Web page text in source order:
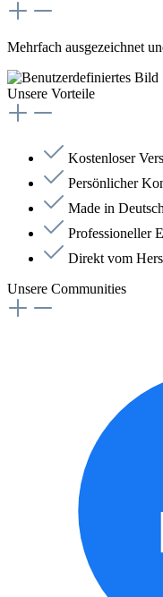
Mehrfach ausgezeichnet
Unsere Vorteile
Kostenloser
Persönlicher
Made in
Professioneller
Direkt vom
Unsere Communities